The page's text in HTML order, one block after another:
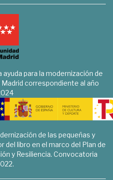
para la modernización de
correspondiente al año
de las pequeñas y
libro en el marco del Plan de
y Resiliencia. Convocatoria